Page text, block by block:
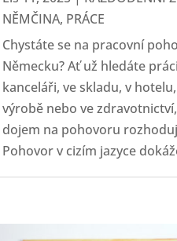
NĚMČINA, PRÁCE
Chystáte se na pracovní
Německu? Ať už hledáte
kanceláři, ve skladu, v
výrobě nebo ve
dojem na pohovoru
Pohovor v cizím jazyce